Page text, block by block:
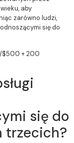
aby
zarówno ludzi,
się do
się do
trzecich?